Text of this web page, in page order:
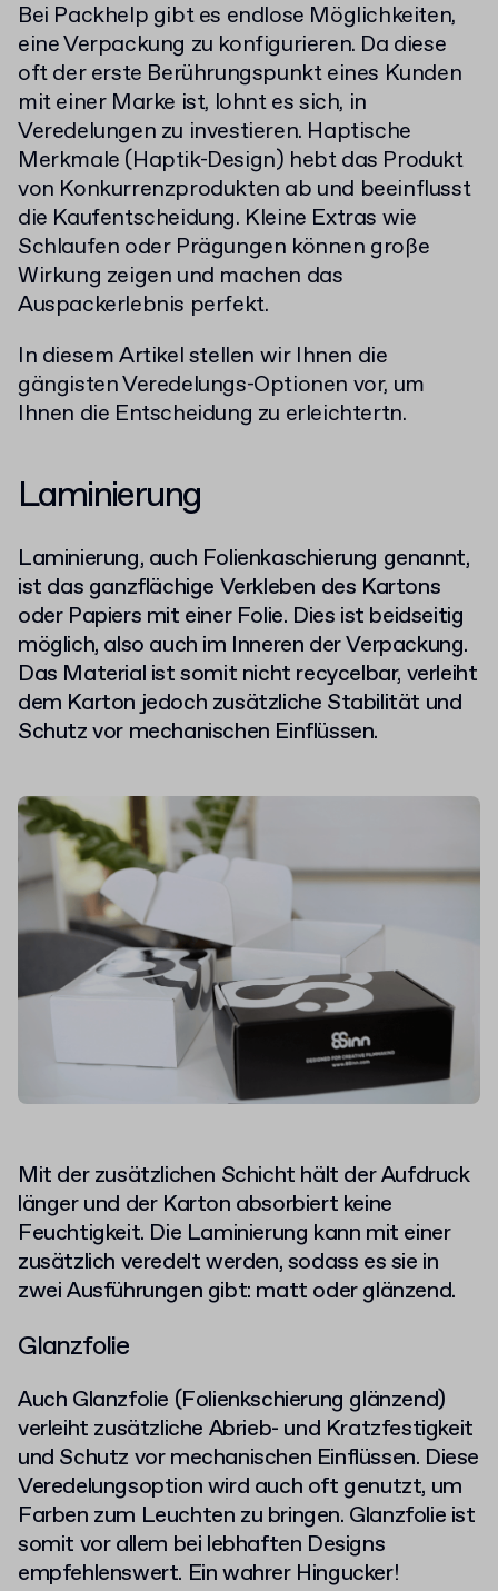
Bei Packhelp gibt es endlose Möglichkeiten,
eine Verpackung zu konfigurieren. Da diese
oft der erste Berührungspunkt eines Kunden
mit einer Marke ist, lohnt es sich, in
Veredelungen zu investieren. Haptische
Merkmale (Haptik-Design) hebt das Produkt
von Konkurrenzprodukten ab und beeinflusst
die Kaufentscheidung. Kleine Extras wie
Schlaufen oder Prägungen können große
Wirkung zeigen und machen das
Auspackerlebnis perfekt.
In diesem Artikel stellen wir Ihnen die
gängisten Veredelungs-Optionen vor, um
Ihnen die Entscheidung zu erleichtertn.
Laminierung
Laminierung, auch Folienkaschierung genannt,
ist das ganzflächige Verkleben des Kartons
oder Papiers mit einer Folie. Dies ist beidseitig
möglich, also auch im Inneren der Verpackung.
Das Material ist somit nicht recycelbar, verleiht
dem Karton jedoch zusätzliche Stabilität und
Schutz vor mechanischen Einflüssen.
Mit der zusätzlichen Schicht hält der Aufdruck
länger und der Karton absorbiert keine
Feuchtigkeit. Die Laminierung kann mit einer
zusätzlich veredelt werden, sodass es sie in
zwei Ausführungen gibt: matt oder glänzend.
Glanzfolie
Auch Glanzfolie (Folienkschierung glänzend)
verleiht zusätzliche Abrieb- und Kratzfestigkeit
und Schutz vor mechanischen Einflüssen. Diese
Veredelungsoption wird auch oft genutzt, um
Farben zum Leuchten zu bringen. Glanzfolie ist
somit vor allem bei lebhaften Designs
empfehlenswert. Ein wahrer Hingucker!